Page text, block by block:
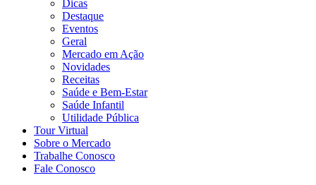
Dicas
Destaque
Eventos
Geral
Mercado em Ação
Novidades
Receitas
Saúde e Bem-Estar
Saúde Infantil
Utilidade Pública
Tour Virtual
Sobre o Mercado
Trabalhe Conosco
Fale Conosco